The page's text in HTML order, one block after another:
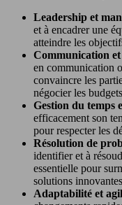
Leadership et
et à encadrer une
atteindre les
Communication
en communication
convaincre les
négocier les
Gestion du temps
efficacement son
pour respecter les
Résolution de
identifier et à
essentielle pour
solutions
Adaptabilité et